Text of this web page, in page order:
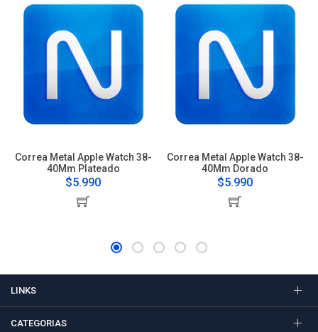
Correa Metal Apple Watch 38-
40Mm Plateado
$5.990
Correa Metal Apple Watch 38-
40Mm Dorado
$5.990
LINKS
CATEGORIAS